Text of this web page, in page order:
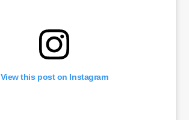
View this post on Instagram